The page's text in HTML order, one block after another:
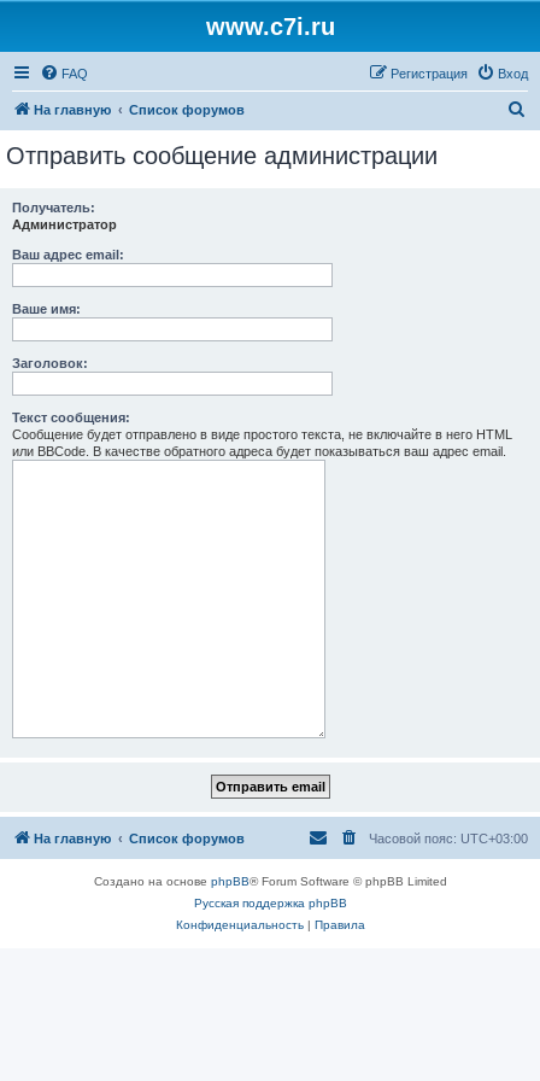
www.c7i.ru
FAQ Вход
Регистрация
На главную Список форумов
Отправить сообщение администрации
Получатель:
Администратор
Ваш адрес email:
Ваше имя:
Заголовок:
Текст сообщения:
Сообщение будет отправлено в виде простого текста, не включайте в него HTML
или BBCode. В качестве обратного адреса будет показываться ваш адрес email.
На главную Список форумов Часовой пояс: UTC+03:00
Создано на основе phpBB® Forum Software © phpBB Limited
Русская поддержка phpBB
Конфиденциальность| Правила